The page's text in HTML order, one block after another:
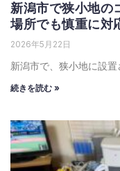
新潟市で狭小地の
場所でも慎重に対
2026年5月22日
新潟市で、狭小地に設
続きを読む »